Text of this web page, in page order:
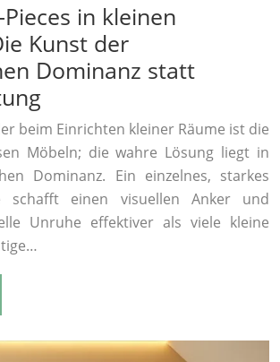
in kleinen
Kunst der
Dominanz statt
beim Einrichten kleiner Räume ist die
Möbeln; die wahre Lösung liegt in
Dominanz. Ein einzelnes, starkes
schafft einen visuellen Anker und
Unruhe effektiver als viele kleine